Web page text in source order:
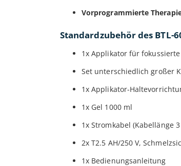
Vorprogrammierte
Standardzubehör des BTL-
1x Applikator für
Set unterschiedlich großer
1x Applikator-
1x Gel 1000 ml
1x Stromkabel (Kabellänge
2x T2.5 AH/250 V,
1x Bedienungsanleitung